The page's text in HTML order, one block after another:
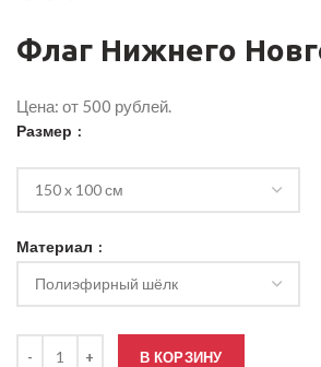
Флаг Нижнего
Цена: от 500 рублей.
Размер
Материал
В КОРЗИНУ